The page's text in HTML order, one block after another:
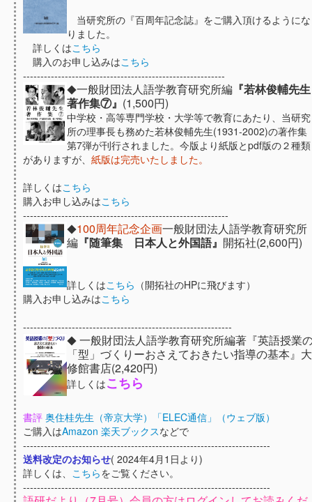
当研究所の『百周年記念誌』をご購入頂けるようにな
りました。
詳しくはこちら
購入のお申し込みはこちら
----------------------------------------------------------
◆一般財団法人語学教育研究所編 『若林俊輔先生
著作集⑦』 (1,500円)
中学校・高等専門学校・大学等で教育にあたり、当研究
所の理事長も務めた若林俊輔先生(1931-2002)の著作集
第7弾が刊行されました。今版より紙版とpdf版の２種類
がありますが、 紙版は完売いたしました。
詳しくはこちら
購入お申し込みはこちら
-----------------------------------------------------------
◆100周年記念企画一般財団法人語学教育研究所
編 『随筆集 日本人と外国語』 開拓社(2,600円)
詳しくはこちら （開拓社のHPに飛びます）
購入お申し込みはこちら
------------------------------------------------------------
◆ 一般財団法人語学教育研究所編著『英語授業
「型」づくりーおさえておきたい指導の基本』大
修館書店(2,420円)
詳しくはこちら
書評 奥住桂先生（帝京大学）「ELEC通信」（ウェブ版）
ご購入はAmazon 楽天ブックスなどで
-----------------------------------------------------------------------
送料改定のお知らせ( 2024年4月1日より)
詳しくは、 こちらをご覧ください。
-----------------------------------------------------------------------